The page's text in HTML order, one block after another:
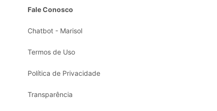
Fale Conosco
Chatbot - Marisol
Termos de Uso
Política de Privacidade
Transparência